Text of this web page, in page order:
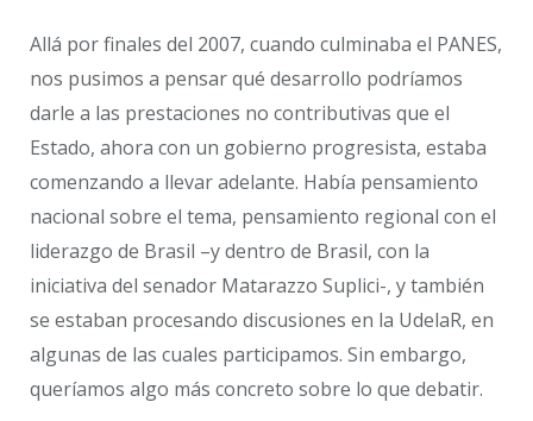
Allá por finales del 2007, cuando culminaba el PANES,
nos pusimos a pensar qué desarrollo podríamos
darle a las prestaciones no contributivas que el
Estado, ahora con un gobierno progresista, estaba
comenzando a llevar adelante. Había pensamiento
nacional sobre el tema, pensamiento regional con el
liderazgo de Brasil –y dentro de Brasil, con la
iniciativa del senador Matarazzo Suplici-, y también
se estaban procesando discusiones en la UdelaR, en
algunas de las cuales participamos. Sin embargo,
queríamos algo más concreto sobre lo que debatir.